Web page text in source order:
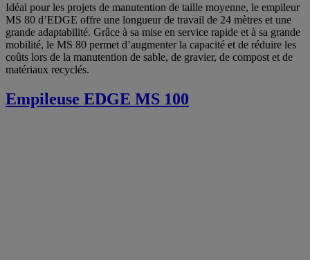
Idéal pour les projets de manutention de taille moyenne, le empileur
MS 80 d’EDGE offre une longueur de travail de 24 mètres et une
grande adaptabilité. Grâce à sa mise en service rapide et à sa grande
mobilité, le MS 80 permet d’augmenter la capacité et de réduire les
coûts lors de la manutention de sable, de gravier, de compost et de
matériaux recyclés.
Empileuse EDGE MS 100